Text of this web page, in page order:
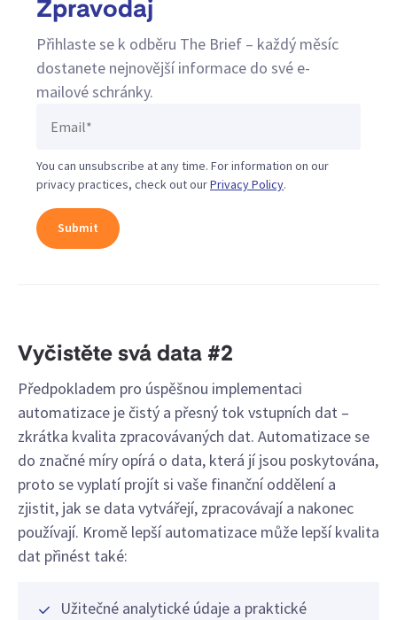
Zpravodaj
Přihlaste se k odběru The Brief – každý měsíc
dostanete nejnovější informace do své e-
mailové schránky.
You can unsubscribe at any time. For information on our
privacy practices, check out ourPrivacy Policy.
Vyčistěte svá data #2
Předpokladem pro úspěšnou implementaci
automatizace je čistý a přesný tok vstupních dat –
zkrátka kvalita zpracovávaných dat. Automatizace se
do značné míry opírá o data, která jí jsou poskytována,
proto se vyplatí projít si vaše finanční oddělení a
zjistit, jak se data vytvářejí, zpracovávají a nakonec
používají. Kromě lepší automatizace může lepší kvalita
dat přinést také:
Užitečné analytické údaje a praktické